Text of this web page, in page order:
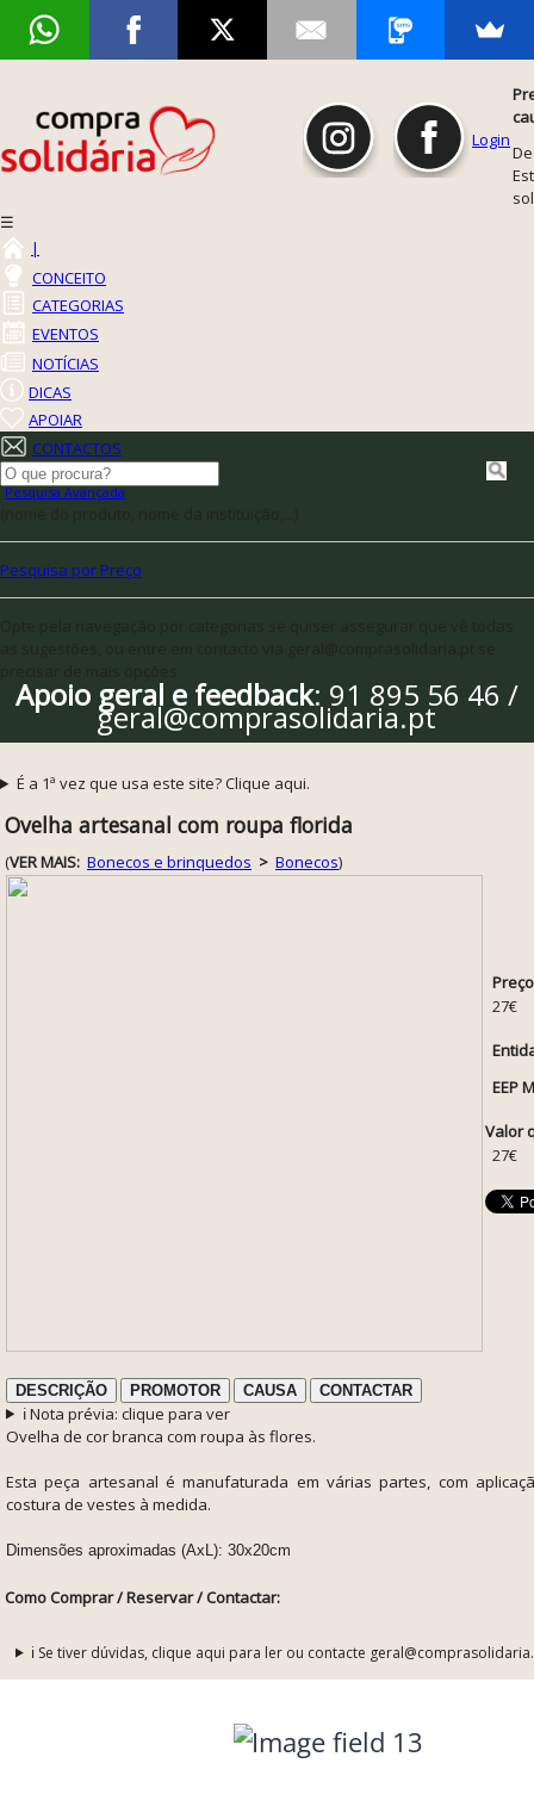
Login
☰
|
CONCEITO
CATEGORIAS
EVENTOS
NOTÍCIAS
DICAS
APOIAR
CONTACTOS
Pesquisa Avançada
Pesquisa por Preço
Apoio geral e feedback: 91 895 56 46 /
geral@comprasolidaria.pt
É a 1ª vez que usa este site? Clique aqui.
Ovelha artesanal com roupa florida
(VER MAIS: Bonecos e brinquedos > Bonecos)
27€
EEP
Valor
27€
DESCRIÇÃO PROMOTOR CAUSA CONTACTAR
ℹ️ Nota prévia: clique para ver
Ovelha de cor branca com roupa às flores.
Esta peça artesanal é manufaturada em várias partes, com
costura de vestes à medida.
Dimensões aproximadas (AxL): 30x20cm
Como Comprar / Reservar / Contactar:
ℹ️ Se tiver dúvidas, clique aqui para ler ou contacte